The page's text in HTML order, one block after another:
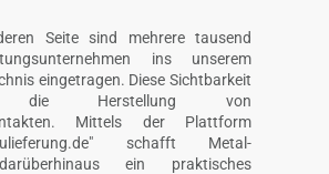
Seite sind mehrere tausend
ins unserem
eingetragen. Diese Sichtbarkeit
die Herstellung von
Mittels der Plattform
schafft Metal-
ein praktisches